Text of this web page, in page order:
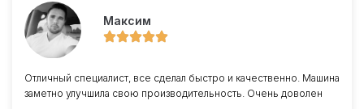
Максим
Отличный специалист, все сделал быстро и качественно. Машина
заметно улучшила свою производительность. Очень доволен